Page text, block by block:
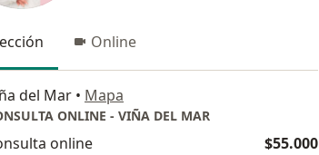
Online
del Mar • Mapa
ONLINE - VIÑA DEL MAR
online $55.000